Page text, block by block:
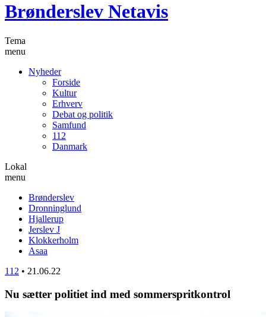
Brønderslev Netavis
Tema
menu
Nyheder
Forside
Kultur
Erhverv
Debat og politik
Samfund
112
Danmark
Lokal
menu
Brønderslev
Dronninglund
Hjallerup
Jerslev J
Klokkerholm
Asaa
112 • 21.06.22
Nu sætter politiet ind med sommerspritkontrol